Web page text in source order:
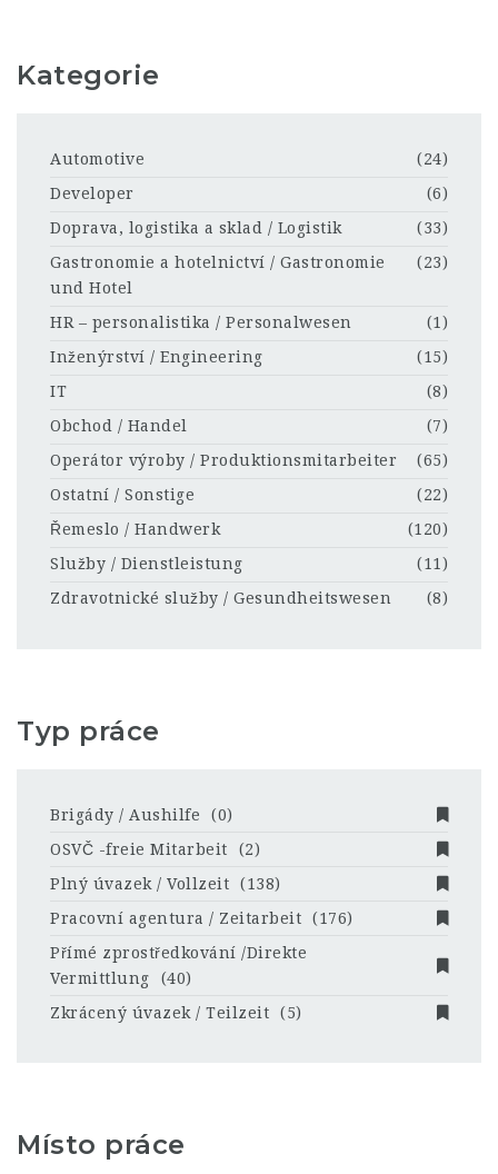
Kategorie
Automotive
(24)
Developer
(6)
Doprava, logistika a sklad / Logistik
(33)
Gastronomie a hotelnictví / Gastronomie
und Hotel
(23)
HR – personalistika / Personalwesen
(1)
Inženýrství / Engineering
(15)
IT
(8)
Obchod / Handel
(7)
Operátor výroby / Produktionsmitarbeiter
(65)
Ostatní / Sonstige
(22)
Řemeslo / Handwerk
(120)
Služby / Dienstleistung
(11)
Zdravotnické služby / Gesundheitswesen
(8)
Typ práce
Brigády / Aushilfe
(0)
OSVČ -freie Mitarbeit
(2)
Plný úvazek / Vollzeit
(138)
Pracovní agentura / Zeitarbeit
(176)
Přímé zprostředkování /Direkte
Vermittlung
(40)
Zkrácený úvazek / Teilzeit
(5)
Místo práce